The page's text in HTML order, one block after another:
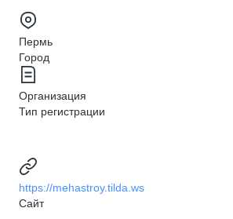
Пермь
Город
Организация
Тип регистрации
https://mehastroy.tilda.ws
Сайт